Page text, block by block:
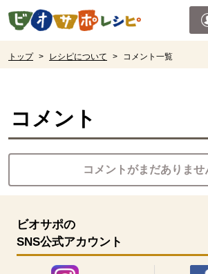
ページの先頭です。
トップ > レシピについて > コメント一覧
コメント
コメントがまだありませ
ビオサポの
SNS公式アカウント